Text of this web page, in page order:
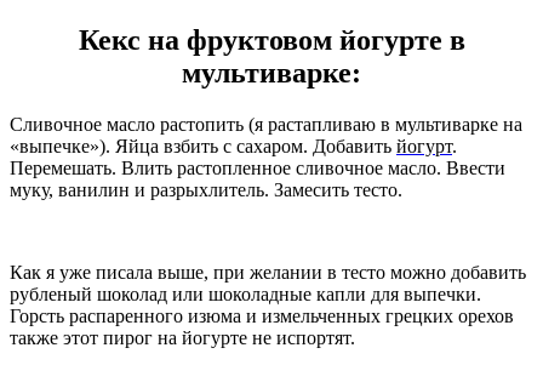
Кекс на фруктовом йогурте в
мультиварке:
Сливочное масло растопить (я растапливаю в мультиварке на
«выпечке»). Яйца взбить с сахаром. Добавить йогурт.
Перемешать. Влить растопленное сливочное масло. Ввести
муку, ванилин и разрыхлитель. Замесить тесто.
Как я уже писала выше, при желании в тесто можно добавить
рубленый шоколад или шоколадные капли для выпечки.
Горсть распаренного изюма и измельченных грецких орехов
также этот пирог на йогурте не испортят.